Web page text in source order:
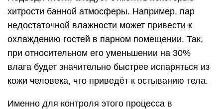
хитрости банной атмосферы. Например, пар
недостаточной влажности может привести к
охлаждению гостей в парном помещении. Так,
при относительном его уменьшении на 30%
влага будет значительно быстрее испаряться из
кожи человека, что приведёт к остыванию тела.
Именно для контроля этого процесса в